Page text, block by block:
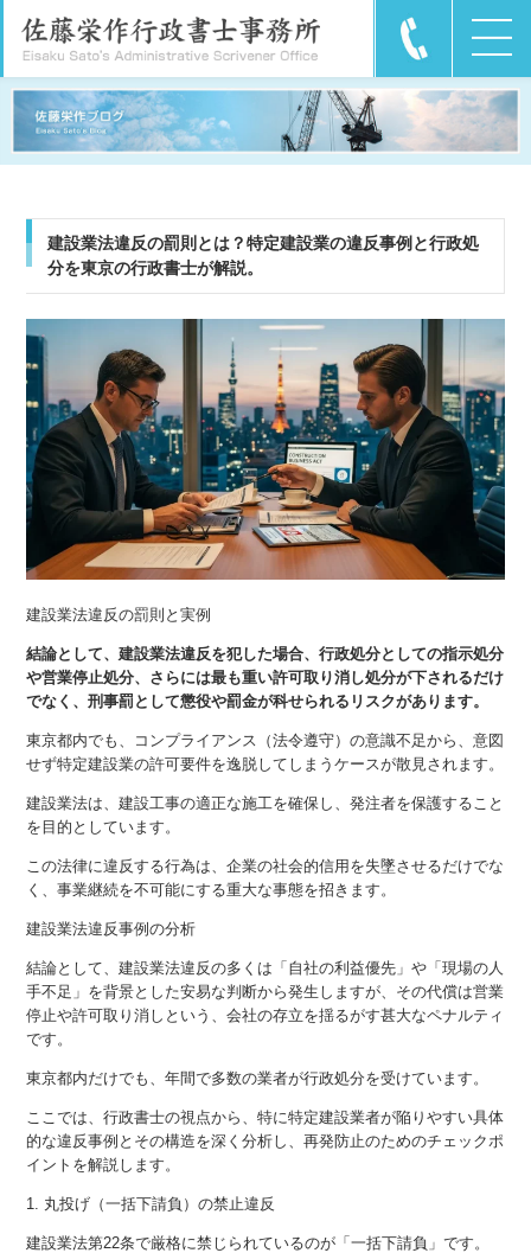
建設業法違反の罰則とは？特定建設業の違反事例と行政処
分を東京の行政書士が解説。
建設業法違反の罰則と実例
結論として、建設業法違反を犯した場合、行政処分としての指示処分
や営業停止処分、さらには最も重い許可取り消し処分が下されるだけ
でなく、刑事罰として懲役や罰金が科せられるリスクがあります。
東京都内でも、コンプライアンス（法令遵守）の意識不足から、意図
せず特定建設業の許可要件を逸脱してしまうケースが散見されます。
建設業法は、建設工事の適正な施工を確保し、発注者を保護すること
を目的としています。
この法律に違反する行為は、企業の社会的信用を失墜させるだけでな
く、事業継続を不可能にする重大な事態を招きます。
建設業法違反事例の分析
結論として、建設業法違反の多くは「自社の利益優先」や「現場の人
手不足」を背景とした安易な判断から発生しますが、その代償は営業
停止や許可取り消しという、会社の存立を揺るがす甚大なペナルティ
です。
東京都内だけでも、年間で多数の業者が行政処分を受けています。
ここでは、行政書士の視点から、特に特定建設業者が陥りやすい具体
的な違反事例とその構造を深く分析し、再発防止のためのチェックポ
イントを解説します。
1. 丸投げ（一括下請負）の禁止違反
建設業法第22条で厳格に禁じられているのが「一括下請負」です。